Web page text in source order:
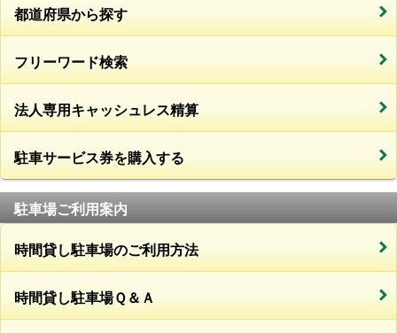
都道府県から探す
フリーワード検索
法人専用キャッシュレス精算
駐車サービス券を購入する
駐車場ご利用案内
時間貸し駐車場のご利用方法
時間貸し駐車場Ｑ＆Ａ